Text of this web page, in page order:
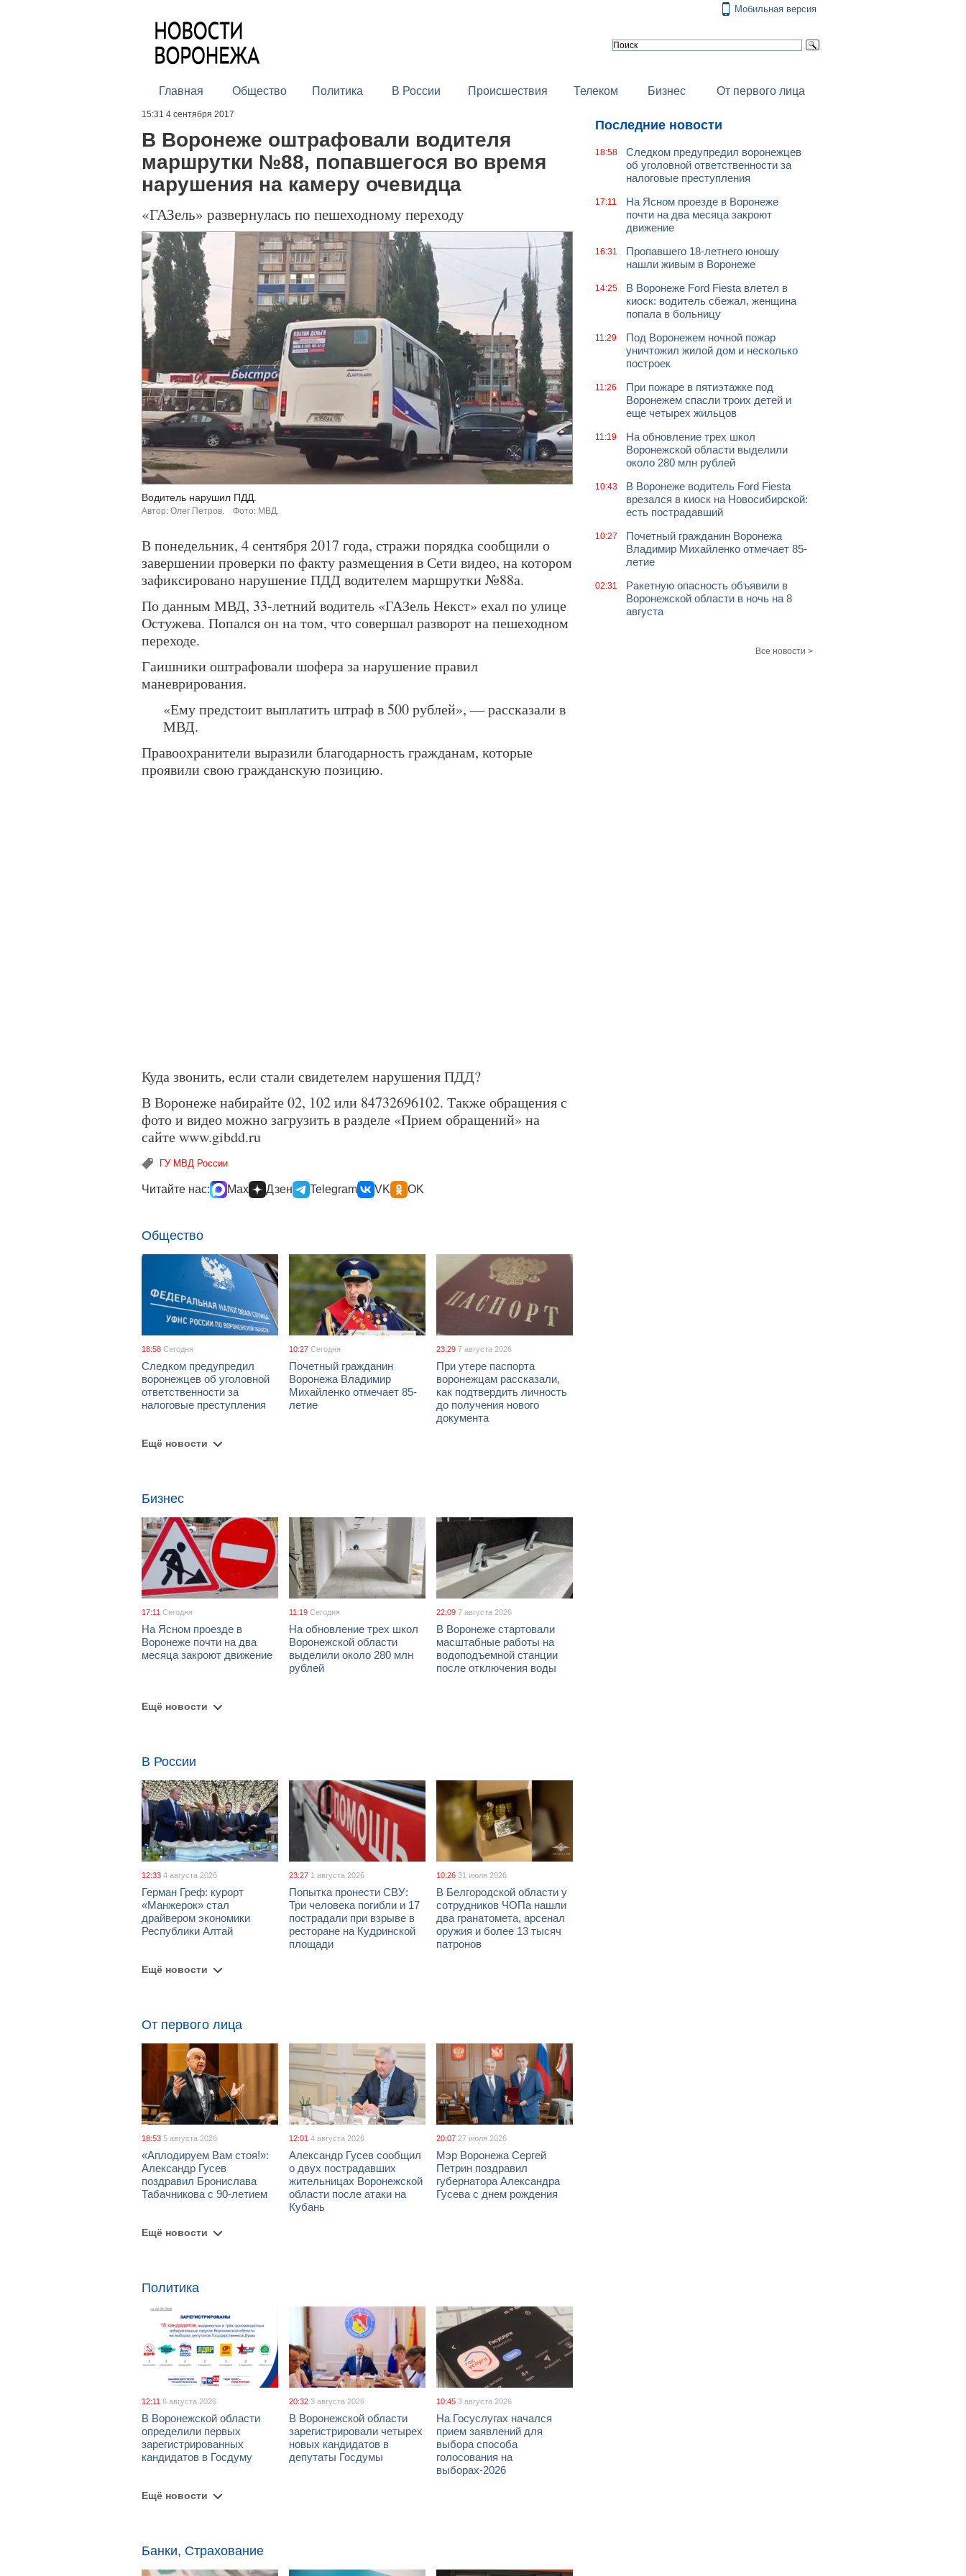
Мобильная версия
Главная Общество Политика В России Происшествия Телеком Бизнес От первого лица
15:31 4 сентября 2017
В Воронеже оштрафовали водителя
маршрутки №88, попавшегося во время
нарушения на камеру очевидца
«ГАЗель» развернулась по пешеходному переходу
Водитель нарушил ПДД.
Автор: Олег Петров. Фото: МВД.
В понедельник, 4 сентября 2017 года, стражи порядка сообщили о
завершении проверки по факту размещения в Сети видео, на котором
зафиксировано нарушение ПДД водителем маршрутки №88а.
По данным МВД, 33-летний водитель «ГАЗель Некст» ехал по улице
Остужева. Попался он на том, что совершал разворот на пешеходном
переходе.
Гаишники оштрафовали шофера за нарушение правил
маневрирования.
«Ему предстоит выплатить штраф в 500 рублей», — рассказали в
МВД.
Правоохранители выразили благодарность гражданам, которые
проявили свою гражданскую позицию.
Куда звонить, если стали свидетелем нарушения ПДД?
В Воронеже набирайте 02, 102 или 84732696102. Также обращения с
фото и видео можно загрузить в разделе «Прием обращений» на
сайте www.gibdd.ru
ГУ МВД России
Читайте нас: Max Дзен Telegram VK OK
Общество
18:58 Сегодня
Следком предупредил
воронежцев об уголовной
ответственности за
налоговые преступления
10:27 Сегодня
Почетный гражданин
Воронежа Владимир
Михайленко отмечает 85-
летие
23:29 7 августа 2026
При утере паспорта
воронежцам рассказали,
как подтвердить личность
до получения нового
документа
Ещё новости
Бизнес
17:11 Сегодня
На Ясном проезде в
Воронеже почти на два
месяца закроют движение
11:19 Сегодня
На обновление трех школ
Воронежской области
выделили около 280 млн
рублей
22:09 7 августа 2026
В Воронеже стартовали
масштабные работы на
водоподъемной станции
после отключения воды
Ещё новости
В России
12:33 4 августа 2026
Герман Греф: курорт
«Манжерок» стал
драйвером экономики
Республики Алтай
23:27 1 августа 2026
Попытка пронести СВУ:
Три человека погибли и 17
пострадали при взрыве в
ресторане на Кудринской
площади
10:26 31 июля 2026
В Белгородской области у
сотрудников ЧОПа нашли
два гранатомета, арсенал
оружия и более 13 тысяч
патронов
Ещё новости
От первого лица
18:53 5 августа 2026
«Аплодируем Вам стоя!»:
Александр Гусев
поздравил Бронислава
Табачникова с 90-летием
12:01 4 августа 2026
Александр Гусев сообщил
о двух пострадавших
жительницах Воронежской
области после атаки на
Кубань
20:07 27 июля 2026
Мэр Воронежа Сергей
Петрин поздравил
губернатора Александра
Гусева с днем рождения
Ещё новости
Политика
12:11 6 августа 2026
В Воронежской области
определили первых
зарегистрированных
кандидатов в Госдуму
20:32 3 августа 2026
В Воронежской области
зарегистрировали четырех
новых кандидатов в
депутаты Госдумы
10:45 3 августа 2026
На Госуслугах начался
прием заявлений для
выбора способа
голосования на
выборах-2026
Ещё новости
Банки, Страхование
Последние новости
18:58
Следком предупредил воронежцев
об уголовной ответственности за
налоговые преступления
17:11
На Ясном проезде в Воронеже
почти на два месяца закроют
движение
16:31
Пропавшего 18-летнего юношу
нашли живым в Воронеже
14:25
В Воронеже Ford Fiesta влетел в
киоск: водитель сбежал, женщина
попала в больницу
11:29
Под Воронежем ночной пожар
уничтожил жилой дом и несколько
построек
11:26
При пожаре в пятиэтажке под
Воронежем спасли троих детей и
еще четырех жильцов
11:19
На обновление трех школ
Воронежской области выделили
около 280 млн рублей
10:43
В Воронеже водитель Ford Fiesta
врезался в киоск на Новосибирской:
есть пострадавший
10:27
Почетный гражданин Воронежа
Владимир Михайленко отмечает 85-
летие
02:31
Ракетную опасность объявили в
Воронежской области в ночь на 8
августа
Все новости >